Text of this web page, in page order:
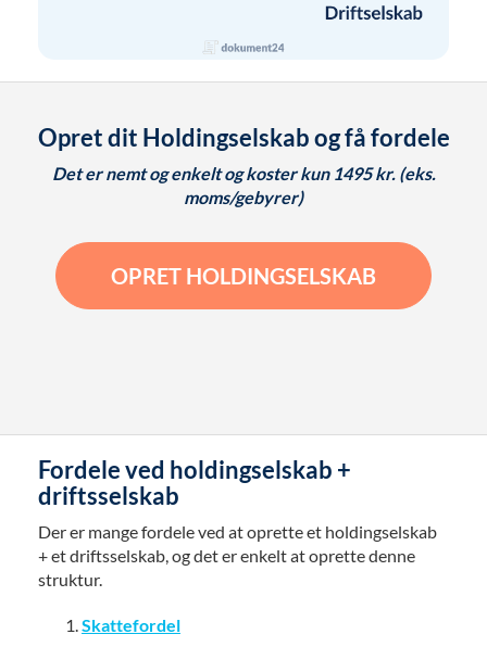
Opret dit Holdingselskab og få fordele
Det er nemt og enkelt og koster kun 1495 kr. (eks.
moms/gebyrer)
OPRET HOLDINGSELSKAB
Fordele ved holdingselskab +
driftsselskab
Der er mange fordele ved at oprette et holdingselskab
+ et driftsselskab, og det er enkelt at oprette denne
struktur.
Skattefordel